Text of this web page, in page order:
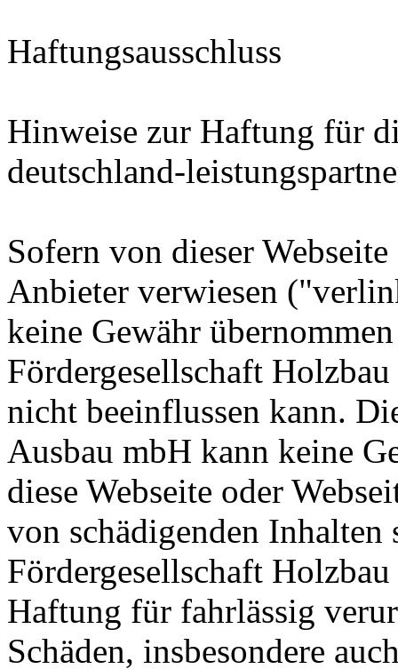
Haftungsausschluss
Hinweise zur Haftung für
deutschland-
Sofern von dieser
Anbieter verwiesen
keine Gewähr
Fördergesellschaft
nicht beeinflussen kann.
Ausbau mbH kann keine
diese Webseite oder
von schädigenden
Fördergesellschaft
Haftung für fahrlässig
Schäden, insbesondere